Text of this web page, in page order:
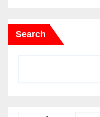
Search